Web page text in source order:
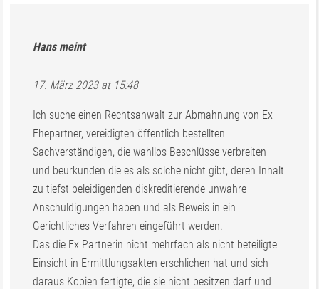
Hansmeint
17. März 2023 at 15:48
Ich suche einen Rechtsanwalt zur Abmahnung von Ex
Ehepartner, vereidigten öffentlich bestellten
Sachverständigen, die wahllos Beschlüsse verbreiten
und beurkunden die es als solche nicht gibt, deren Inhalt
zu tiefst beleidigenden diskreditierende unwahre
Anschuldigungen haben und als Beweis in ein
Gerichtliches Verfahren eingeführt werden.
Das die Ex Partnerin nicht mehrfach als nicht beteiligte
Einsicht in Ermittlungsakten erschlichen hat und sich
daraus Kopien fertigte, die sie nicht besitzen darf und